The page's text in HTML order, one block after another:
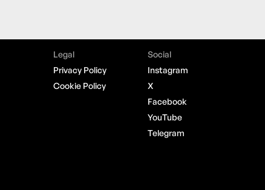
Legal
Privacy Policy
Cookie Policy
Social
Instagram
X
Facebook
YouTube
Telegram